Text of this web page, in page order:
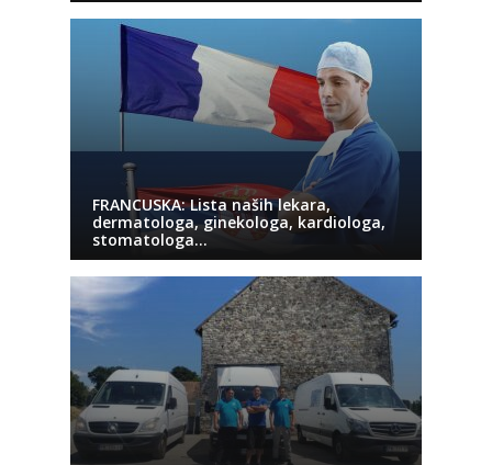
FRANCUSKA: Lista naših lekara,
dermatologa, ginekologa, kardiologa,
stomatologa…